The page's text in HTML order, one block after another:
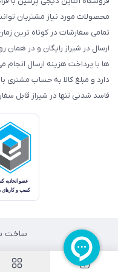
محصولات مورد نیاز مشتریان
تمامی سفارشات در کوتاه ترین
ارسال در شیراز رایگان و در
ها با پرداخت هزینه ارسال
دارد و مبلغ کالا به حساب
فاسد شدنی تنها در شیراز قابل
ساخت